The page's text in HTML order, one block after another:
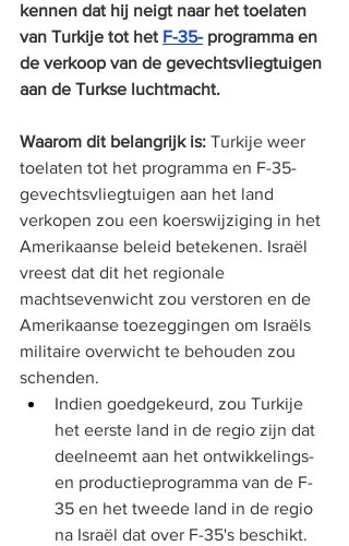
kennen dat hij neigt naar het toelaten
van Turkije tot het F-35- programma en
de verkoop van de gevechtsvliegtuigen
aan de Turkse luchtmacht.
Waarom dit belangrijk is: Turkije weer
toelaten tot het programma en F-35-
gevechtsvliegtuigen aan het land
verkopen zou een koerswijziging in het
Amerikaanse beleid betekenen. Israël
vreest dat dit het regionale
machtsevenwicht zou verstoren en de
Amerikaanse toezeggingen om Israëls
militaire overwicht te behouden zou
schenden.
Indien goedgekeurd, zou Turkije
het eerste land in de regio zijn dat
deelneemt aan het ontwikkelings-
en productieprogramma van de F-
35 en het tweede land in de regio
na Israël dat over F-35's beschikt.